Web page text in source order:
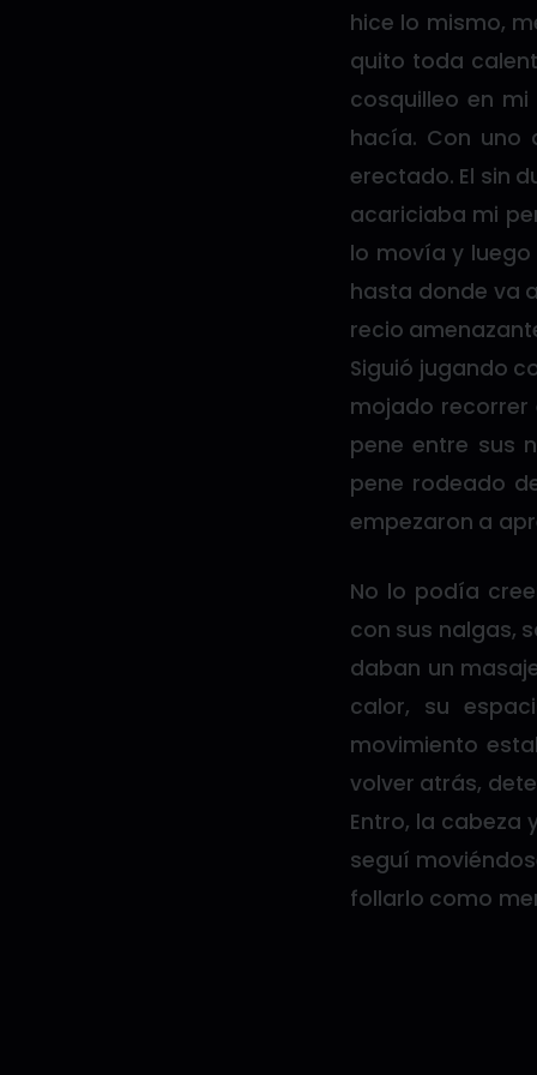
hice lo mismo,
quito toda
cosquilleo en
hacía. Con uno
erectado. El sin
acariciaba mi
lo movía y
hasta donde va
recio
Siguió jugando
mojado recorrer
pene entre sus
pene rodeado
empezaron a
No lo podía
con sus nalgas,
daban un
calor, su
movimiento
volver atrás,
Entro, la cabeza
seguí
follarlo como